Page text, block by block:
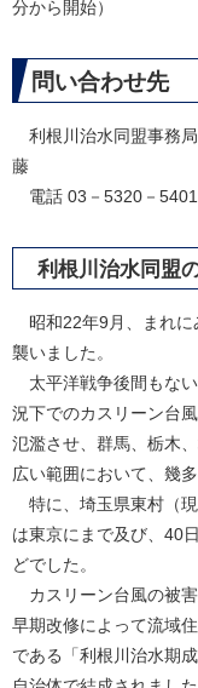
分から開始）
問い合わせ先
利根川治水同盟事務
藤
電話 03－5320－
利根川治水同盟
昭和22年9月、まれに
襲いました。
太平洋戦争後間もな
況下でのカスリーン台
氾濫させ、群馬、栃木
広い範囲において、幾
特に、埼玉県東村（
は東京にまで及び、40
どでした。
カスリーン台風の被
早期改修によって流域
である「利根川治水期